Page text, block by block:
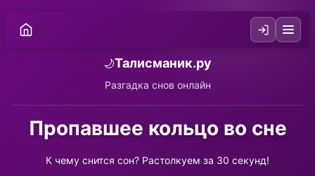
🌙Талисманик.ру
Разгадка снов онлайн
Пропавшее кольцо во сне
К чему снится сон? Растолкуем за 30 секунд!